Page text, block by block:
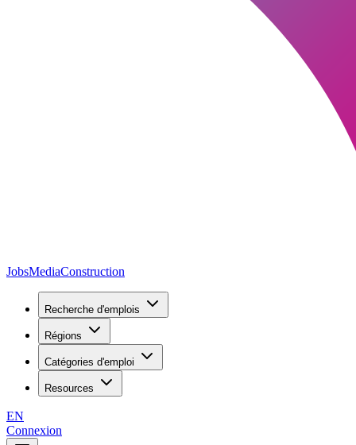
JobsMediaConstruction
Recherche d'emplois
Régions
Catégories d'emploi
Resources
EN
Connexion